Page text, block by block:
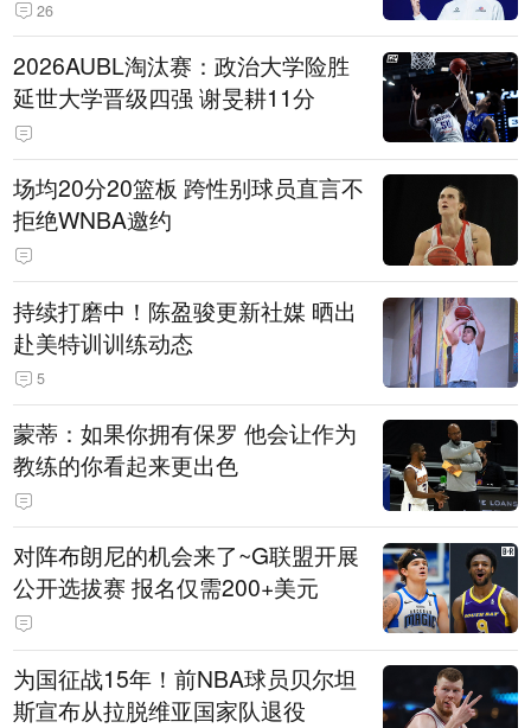
26
2026AUBL淘汰赛：政治大学险胜
延世大学晋级四强 谢旻耕11分
场均20分20篮板 跨性别球员直言不
拒绝WNBA邀约
持续打磨中！陈盈骏更新社媒 晒出
赴美特训训练动态
5
蒙蒂：如果你拥有保罗 他会让作为
教练的你看起来更出色
对阵布朗尼的机会来了~G联盟开展
公开选拔赛 报名仅需200+美元
为国征战15年！前NBA球员贝尔坦
斯宣布从拉脱维亚国家队退役